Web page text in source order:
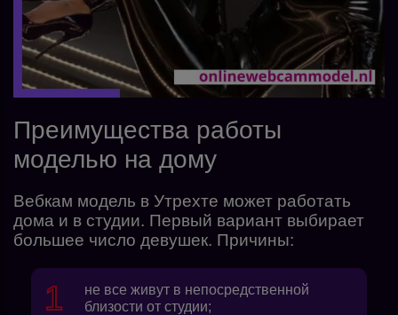
Преимущества работы
моделью на дому
Вебкам модель в Утрехте может работать
дома и в студии. Первый вариант выбирает
большее число девушек. Причины:
не все живут в непосредственной
близости от студии;